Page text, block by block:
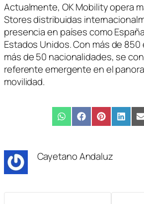
Actualmente, OK Mobility opera
Stores distribuidas
presencia en países como
Estados Unidos. Con más de
más de 50 nacionalidades, se
referente emergente en el
movilidad.
Compartir
en
WhatsAppCompartir
en
Facebook
en
Pinterest
en
Cayetano Andaluz